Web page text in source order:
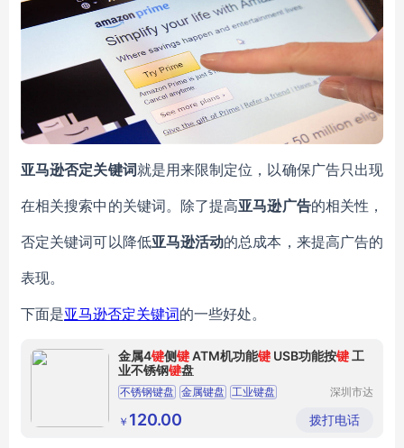
亚马逊否定关键词就是用来限制定位，以确保广告只出现
在相关搜索中的关键词。除了提高亚马逊广告的相关性，
否定关键词可以降低亚马逊活动的总成本，来提高广告的
表现。
下面是亚马逊否定关键词的一些好处。
金属4键侧键ATM机功能键 USB功能按键工
业不锈钢键盘
不锈钢键盘 金属键盘 工业键盘
ATM键盘
防水键盘
深圳市达
限公司
￥ 120.00 拨打电话